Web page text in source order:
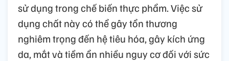
sử dụng trong chế biến thực phẩm. Việc sử
dụng chất này có thể gây tổn thương
nghiêm trọng đến hệ tiêu hóa, gây kích ứng
da, mắt và tiềm ẩn nhiều nguy cơ đối với sức